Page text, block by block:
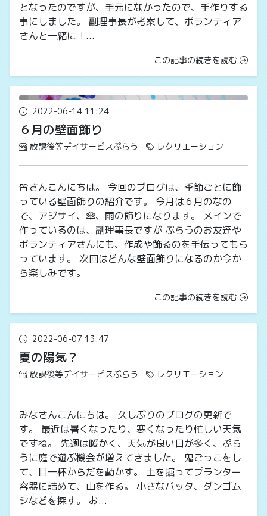
となったのですが、手元になかったので、手作りする
事にしました。 副理事長が考案して、ボランティア
さんと一緒に「...
この記事の続きを読む
2022-06-14 11:24
６月の壁面飾り
放課後等デイサービスぷらう レクリエーション
皆さんこんにちは。 今回のブログは、季節ごとに飾
っている壁面飾りの紹介です。 今月は６月のなの
で、アジサイ、傘、雨の飾りになります。 メインで
作っているのは、副理事長ですが ぷらうのお友達や
ボランティアさんにも、作成や飾るのを手伝ってもら
っています。 次回はどんな壁面飾りになるのか今か
ら楽しみです。
この記事の続きを読む
2022-06-07 13:47
夏の陽気？
放課後等デイサービスぷらう レクリエーション
みなさんこんにちは。 久しぶりのブログの更新で
す。 最近は暑くなったり、寒くなったり忙しい天気
ですね。 先週は暖かく、天気が良い日が多く、ぷら
うに庭で遊ぶ機会が増えてきました。 鬼ごっこをし
て、目一杯からだを動かす。 土を掘ってプランター
容器に詰めて、山を作る。 小さなバッタ、ダンゴム
シなどを探す。 お...